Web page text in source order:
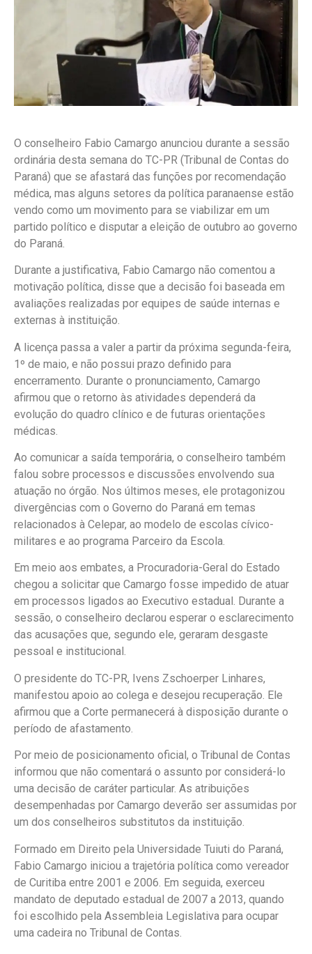
O conselheiro Fabio Camargo anunciou durante a sessão
ordinária desta semana do TC-PR (Tribunal de Contas do
Paraná) que se afastará das funções por recomendação
médica, mas alguns setores da política paranaense estão
vendo como um movimento para se viabilizar em um
partido político e disputar a eleição de outubro ao governo
do Paraná.
Durante a justificativa, Fabio Camargo não comentou a
motivação política, disse que a decisão foi baseada em
avaliações realizadas por equipes de saúde internas e
externas à instituição.
A licença passa a valer a partir da próxima segunda-feira,
1º de maio, e não possui prazo definido para
encerramento. Durante o pronunciamento, Camargo
afirmou que o retorno às atividades dependerá da
evolução do quadro clínico e de futuras orientações
médicas.
Ao comunicar a saída temporária, o conselheiro também
falou sobre processos e discussões envolvendo sua
atuação no órgão. Nos últimos meses, ele protagonizou
divergências com o Governo do Paraná em temas
relacionados à Celepar, ao modelo de escolas cívico-
militares e ao programa Parceiro da Escola.
Em meio aos embates, a Procuradoria-Geral do Estado
chegou a solicitar que Camargo fosse impedido de atuar
em processos ligados ao Executivo estadual. Durante a
sessão, o conselheiro declarou esperar o esclarecimento
das acusações que, segundo ele, geraram desgaste
pessoal e institucional.
O presidente do TC-PR, Ivens Zschoerper Linhares,
manifestou apoio ao colega e desejou recuperação. Ele
afirmou que a Corte permanecerá à disposição durante o
período de afastamento.
Por meio de posicionamento oficial, o Tribunal de Contas
informou que não comentará o assunto por considerá-lo
uma decisão de caráter particular. As atribuições
desempenhadas por Camargo deverão ser assumidas por
um dos conselheiros substitutos da instituição.
Formado em Direito pela Universidade Tuiuti do Paraná,
Fabio Camargo iniciou a trajetória política como vereador
de Curitiba entre 2001 e 2006. Em seguida, exerceu
mandato de deputado estadual de 2007 a 2013, quando
foi escolhido pela Assembleia Legislativa para ocupar
uma cadeira no Tribunal de Contas.